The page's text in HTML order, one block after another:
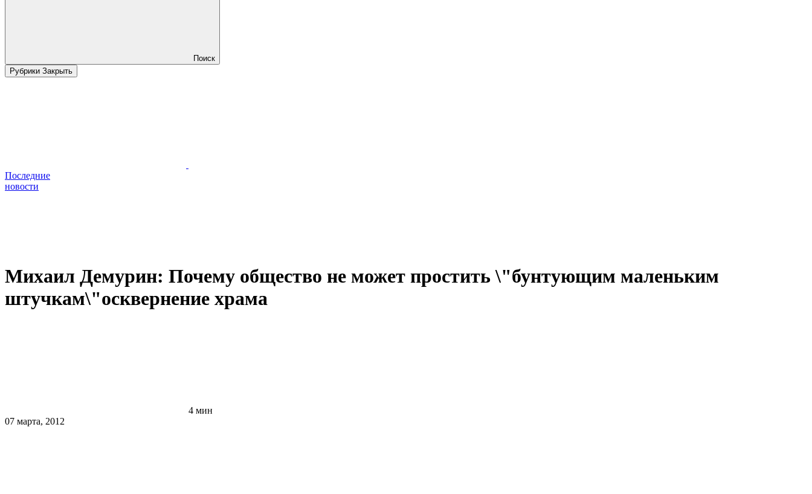
Поиск
Рубрики Закрыть
Последние
новости
Михаил Демурин: Почему общество не может простить \"бунтующим маленьким
штучкам\"осквернение храма
4 мин
07 марта, 2012